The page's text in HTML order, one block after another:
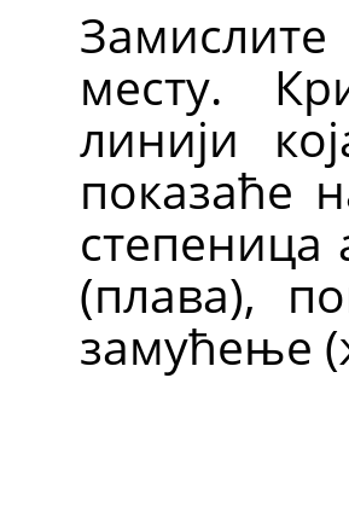
месту.
линији
показаће
степеница
(плава),
замућење